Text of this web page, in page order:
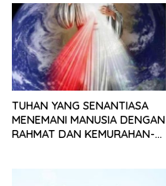
TUHAN YANG SENANTIASA
MENEMANI MANUSIA DENGAN
RAHMAT DAN KEMURAHAN-